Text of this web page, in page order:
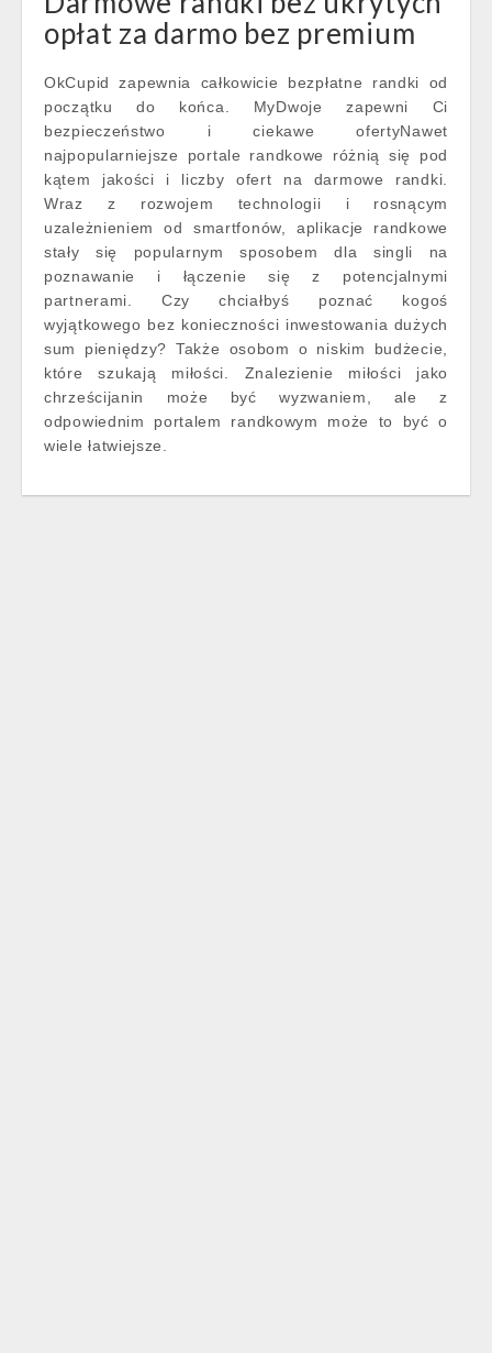
opłat za darmo bez premium
OkCupid zapewnia całkowicie bezpłatne randki od
początku do końca. MyDwoje zapewni Ci
bezpieczeństwo i ciekawe ofertyNawet
najpopularniejsze portale randkowe różnią się pod
kątem jakości i liczby ofert na darmowe randki.
Wraz z rozwojem technologii i rosnącym
uzależnieniem od smartfonów, aplikacje randkowe
stały się popularnym sposobem dla singli na
poznawanie i łączenie się z potencjalnymi
partnerami. Czy chciałbyś poznać kogoś
wyjątkowego bez konieczności inwestowania dużych
sum pieniędzy? Także osobom o niskim budżecie,
które szukają miłości. Znalezienie miłości jako
chrześcijanin może być wyzwaniem, ale z
odpowiednim portalem randkowym może to być o
wiele łatwiejsze.